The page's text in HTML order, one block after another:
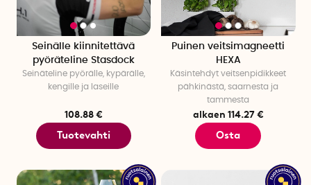
Seinälle kiinnitettävä
pyöräteline Stasdock
Seinäteline pyörälle, kypärälle,
kengille ja laseille
108.88 €
Tuotevahti
Puinen veitsimagneetti
HEXA
Käsintehdyt veitsenpidikkeet
pähkinästä, saarnesta ja
tammesta
alkaen 114.27 €
Osta